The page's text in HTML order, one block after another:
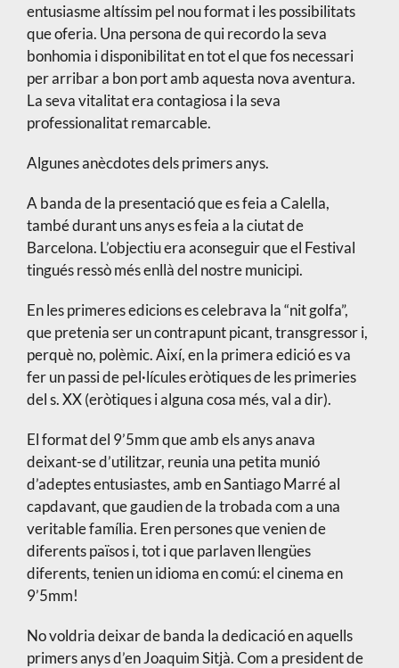
entusiasme altíssim pel nou format i les possibilitats
que oferia. Una persona de qui recordo la seva
bonhomia i disponibilitat en tot el que fos necessari
per arribar a bon port amb aquesta nova aventura.
La seva vitalitat era contagiosa i la seva
professionalitat remarcable.
Algunes anècdotes dels primers anys.
A banda de la presentació que es feia a Calella,
també durant uns anys es feia a la ciutat de
Barcelona. L’objectiu era aconseguir que el Festival
tingués ressò més enllà del nostre municipi.
En les primeres edicions es celebrava la “nit golfa”,
que pretenia ser un contrapunt picant, transgressor i,
perquè no, polèmic. Així, en la primera edició es va
fer un passi de pel·lícules eròtiques de les primeries
del s. XX (eròtiques i alguna cosa més, val a dir).
El format del 9’5mm que amb els anys anava
deixant-se d’utilitzar, reunia una petita munió
d’adeptes entusiastes, amb en Santiago Marré al
capdavant, que gaudien de la trobada com a una
veritable família. Eren persones que venien de
diferents països i, tot i que parlaven llengües
diferents, tenien un idioma en comú: el cinema en
9’5mm!
No voldria deixar de banda la dedicació en aquells
primers anys d’en Joaquim Sitjà. Com a president de